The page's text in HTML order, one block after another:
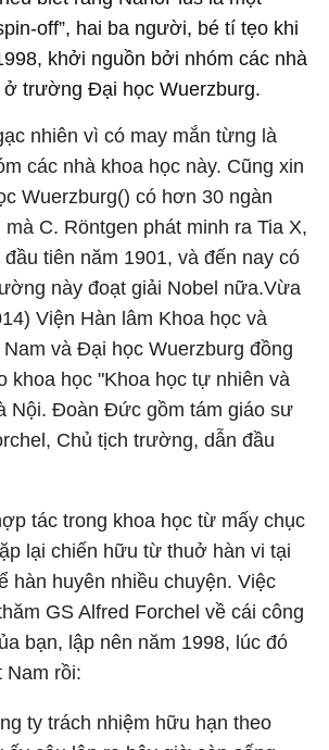
off”, hai ba người, bé tí tẹo khi
khởi nguồn bởi nhóm các nhà
trường Đại học Wuerzburg.
nhiên vì có may mắn từng là
các nhà khoa học này. Cũng xin
Wuerzburg() có hơn 30 ngàn
C. Röntgen phát minh ra Tia X,
tiên năm 1901, và đến nay có
này đoạt giải Nobel nữa.Vừa
Viện Hàn lâm Khoa học và
và Đại học Wuerzburg đồng
khoa học "Khoa học tự nhiên và
Nội. Đoàn Đức gồm tám giáo sư
Chủ tịch trường, dẫn đầu
tác trong khoa học từ mấy chục
lại chiến hữu từ thuở hàn vi tại
hàn huyên nhiều chuyện. Việc
GS Alfred Forchel về cái công
bạn, lập nên năm 1998, lúc đó
Nam rồi:
ty trách nhiệm hữu hạn theo